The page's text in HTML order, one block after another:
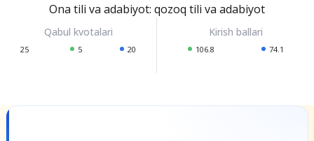
Ona tili va adabiyot: qozoq tili va adabiyot
25 5 20 106.8 74.1